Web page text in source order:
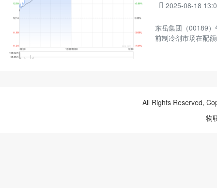
2025-08-18
东岳集团（00189
前制冷剂市场在配
All Rights Reserved,
物